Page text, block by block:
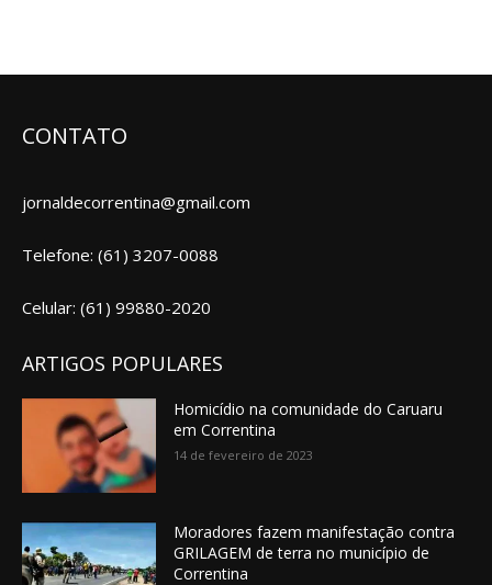
CONTATO
jornaldecorrentina@gmail.com
Telefone: (61) 3207-0088
Celular: (61) 99880-2020
ARTIGOS POPULARES
Homicídio na comunidade do Caruaru
em Correntina
14 de fevereiro de 2023
Moradores fazem manifestação contra
GRILAGEM de terra no município de
Correntina